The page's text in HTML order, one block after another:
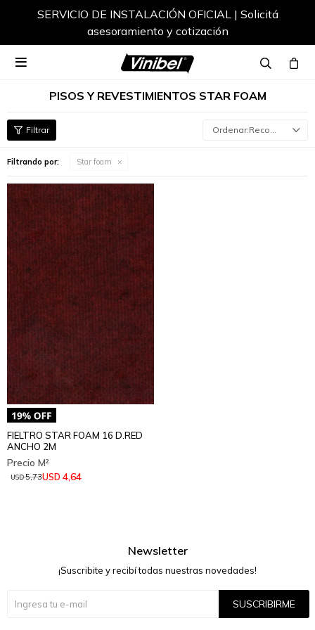
SERVICIO DE INSTALACIÓN OFICIAL | Solicitá
asesoramiento y cotización

PISOS Y REVESTIMIENTOS STAR FOAM
Recomendados
Filtrando por: Star foam
FIELTRO STAR FOAM 16 D.RED
ANCHO 2M
USD 4,64
USD5,73
Newsletter
¡Suscribite y recibí todas nuestras novedades!
SUSCRIBIRME